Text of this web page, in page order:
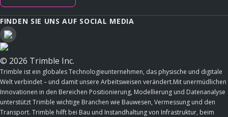
FINDEN SIE UNS AUF SOCIAL MEDIA
© 2026 Trimble Inc.
Trimble ist ein globales Technologieunternehmen, das physische und digitale
Welt verbindet – und damit unsere Arbeitsweisen verändert.Mit unermüdlichen
Innovationen in den Bereichen Positionierung, Modellierung und Datenanalyse
unterstützt Trimble wichtige Branchen wie Bauwesen, Vermessung und den
Transport. Trimble hilft bei Bau und Instandhaltung von Infrastruktur, beim